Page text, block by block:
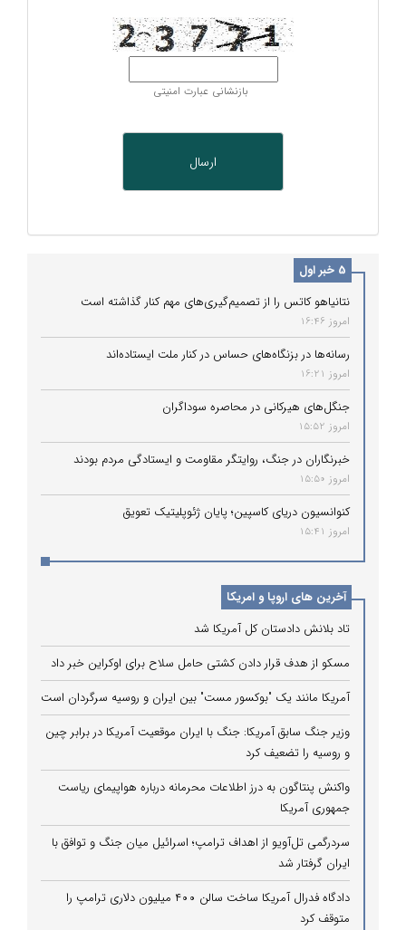
بازنشانی عبارت امنیتی
5 خبر اول
نتانیاهو کاتس را از تصمیم‌گیری‌های مهم کنار گذاشته است
امروز 16:46
رسانه‌ها در بزنگاه‌های حساس در کنار ملت ایستاده‌اند
امروز 16:21
جنگل‌های هیرکانی در محاصره سوداگران
امروز 15:52
خبرنگاران در جنگ، روایتگر مقاومت و ایستادگی مردم بودند
امروز 15:50
کنوانسیون دریای کاسپین؛ پایان ژئوپلیتیک تعویق
امروز 15:41
آخرین های اروپا و امریکا
تاد بلانش دادستان کل آمریکا شد
مسکو از هدف قرار دادن کشتی حامل سلاح برای اوکراین خبر داد
آمریکا مانند یک "بوکسور مست" بین ایران و روسیه سرگردان است
وزیر جنگ سابق آمریکا: جنگ با ایران موقعیت آمریکا در برابر چین
و روسیه را تضعیف کرد
واکنش پنتاگون به درز اطلاعات محرمانه درباره هواپیمای ریاست
جمهوری آمریکا
سردرگمی تل‌آویو از اهداف ترامپ؛ اسرائیل میان جنگ و توافق با
ایران گرفتار شد
دادگاه فدرال آمریکا ساخت سالن ۴۰۰ میلیون دلاری ترامپ را
متوقف کرد